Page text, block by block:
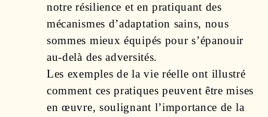
notre résilience et en pratiquant des
mécanismes d’adaptation sains, nous
sommes mieux équipés pour s’épanouir
au-delà des adversités.
Les exemples de la vie réelle ont illustré
comment ces pratiques peuvent être mises
en œuvre, soulignant l’importance de la